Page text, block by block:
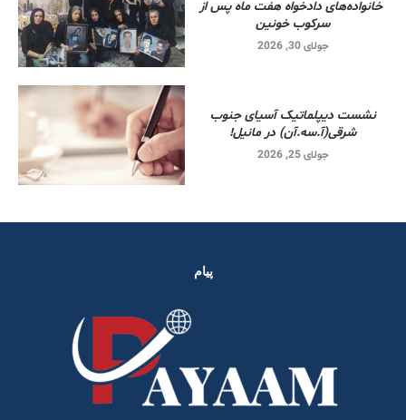
خانواده‌های دادخواه هفت ماه پس از
سرکوب خونین
جولای 30, 2026
نشست دیپلماتیک آسیای جنوب
شرقی‌(آ.سه.آن) در مانیل!
جولای 25, 2026
پیام